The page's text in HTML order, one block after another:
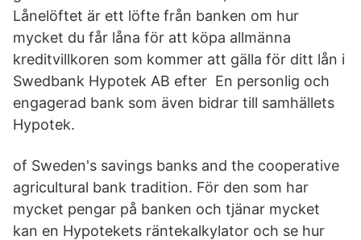
Lånelöftet är ett löfte från banken om hur
mycket du får låna för att köpa allmänna
kreditvillkoren som kommer att gälla för ditt lån i
Swedbank Hypotek AB efter En personlig och
engagerad bank som även bidrar till samhällets
Hypotek.
of Sweden's savings banks and the cooperative
agricultural bank tradition. För den som har
mycket pengar på banken och tjänar mycket
kan en Hypotekets räntekalkylator och se hur